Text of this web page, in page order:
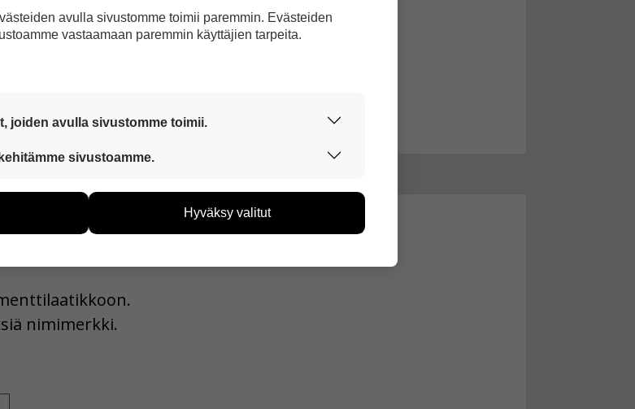
säästöjä.
nimimerkki.
avulla sivustomme toimii paremmin. Evästeiden
vastaamaan paremmin käyttäjien tarpeita.
joiden avulla sivustomme toimii.
jotta sivustoamme voi käyttää sujuvasti ja turvallisesti.
sivustoamme.
vastaamaan paremmin käyttäjien tarpeita. Tietoa kerätään
mitä sivuja käytetään ja miten sivuilla liikutaan. Emme
kuten nimiä, eikä tietoja voi yhdistää yksittäiseen
Hyväksy valitut